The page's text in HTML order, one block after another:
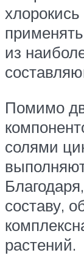
из
Помимо
солями
составу,
растений.